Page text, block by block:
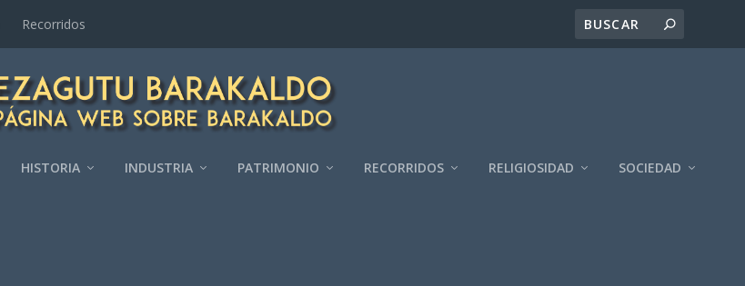
Recorridos
HISTORIA INDUSTRIA PATRIMONIO RECORRIDOS RELIGIOSIDAD SOCIEDAD